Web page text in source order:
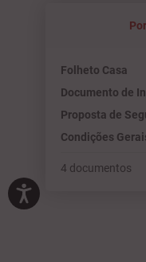
Folheto Casa
Documento de
Proposta de
Condições
4 documentos